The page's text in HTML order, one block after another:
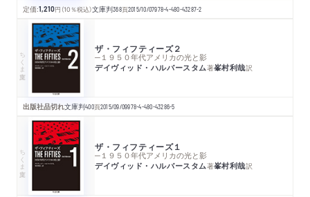
定価:1,210円 （10％税込）文庫判368頁2015/10/07978-4-480-43287-2
ちくま文庫 ザ・フィフティーズ２
─１９５０年代アメリカの光と影
デイヴィッド・ハルバースタム著峯村利哉訳
出版社品切れ文庫判400頁2015/09/09978-4-480-43286-5
ちくま文庫 ザ・フィフティーズ１
─１９５０年代アメリカの光と影
デイヴィッド・ハルバースタム著峯村利哉訳